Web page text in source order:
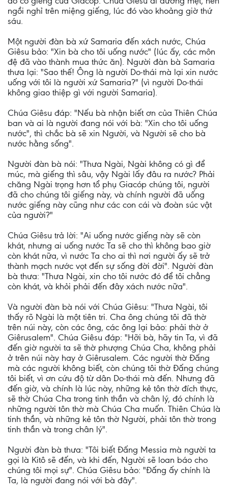
ngồi nghỉ trên miệng giếng, lúc đó vào khoảng giờ thứ
sáu.
Một người đàn bà xứ Samaria đến xách nước, Chúa
Giêsu bảo: "Xin bà cho tôi uống nước" (lúc ấy, các môn
đệ đã vào thành mua thức ăn). Người đàn bà Samaria
thưa lại: "Sao thế! Ông là người Do-thái mà lại xin nước
uống với tôi là người xứ Samaria?" (vì người Do-thái
không giao thiệp gì với người Samaria).
Chúa Giêsu đáp: "Nếu bà nhận biết ơn của Thiên Chúa
ban và ai là người đang nói với bà: "Xin cho tôi uống
nước", thì chắc bà sẽ xin Người, và Người sẽ cho bà
nước hằng sống".
Người đàn bà nói: "Thưa Ngài, Ngài không có gì để
múc, mà giếng thì sâu, vậy Ngài lấy đâu ra nước? Phải
chăng Ngài trọng hơn tổ phụ Giacóp chúng tôi, người
đã cho chúng tôi giếng này, và chính người đã uống
nước giếng này cũng như các con cái và đoàn súc vật
của người?"
Chúa Giêsu trả lời: "Ai uống nước giếng này sẽ còn
khát, nhưng ai uống nước Ta sẽ cho thì không bao giờ
còn khát nữa, vì nước Ta cho ai thì nơi người ấy sẽ trở
thành mạch nước vọt đến sự sống đời đời". Người đàn
bà thưa: "Thưa Ngài, xin cho tôi nước đó để tôi chẳng
còn khát, và khỏi phải đến đây xách nước nữa".
Và người đàn bà nói với Chúa Giêsu: "Thưa Ngài, tôi
thấy rõ Ngài là một tiên tri. Cha ông chúng tôi đã thờ
trên núi này, còn các ông, các ông lại bảo: phải thờ ở
Giêrusalem". Chúa Giêsu đáp: "Hỡi bà, hãy tin Ta, vì đã
đến giờ người ta sẽ thờ phượng Chúa Cha, không phải
ở trên núi này hay ở Giêrusalem. Các người thờ Ðấng
mà các người không biết, còn chúng tôi thờ Ðấng chúng
tôi biết, vì ơn cứu độ từ dân Do-thái mà đến. Nhưng đã
đến giờ, và chính là lúc này, những kẻ tôn thờ đích thực,
sẽ thờ Chúa Cha trong tinh thần và chân lý, đó chính là
những người tôn thờ mà Chúa Cha muốn. Thiên Chúa là
tinh thần, và những kẻ tôn thờ Người, phải tôn thờ trong
tinh thần và trong chân lý".
Người đàn bà thưa: "Tôi biết Ðấng Messia mà người ta
gọi là Kitô sẽ đến, và khi đến, Người sẽ loan báo cho
chúng tôi mọi sự". Chúa Giêsu bảo: "Ðấng ấy chính là
Ta, là người đang nói với bà đây".